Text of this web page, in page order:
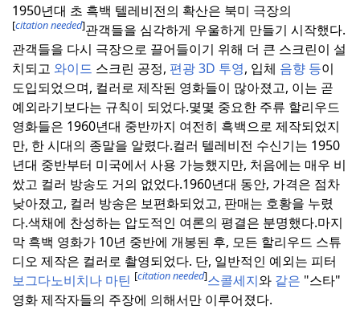
1950년대 초 흑백 텔레비전의 확산은 북미 극장의
[citation needed]관객들을 심각하게 우울하게 만들기 시작했다.
관객들을 다시 극장으로 끌어들이기 위해 더 큰 스크린이 설
치되고 와이드 스크린 공정, 편광 3D 투영, 입체 음향 등이
도입되었으며, 컬러로 제작된 영화들이 많아졌고, 이는 곧
예외라기보다는 규칙이 되었다.몇몇 중요한 주류 할리우드
영화들은 1960년대 중반까지 여전히 흑백으로 제작되었지
만, 한 시대의 종말을 알렸다.컬러 텔레비전 수신기는 1950
년대 중반부터 미국에서 사용 가능했지만, 처음에는 매우 비
쌌고 컬러 방송도 거의 없었다.1960년대 동안, 가격은 점차
낮아졌고, 컬러 방송은 보편화되었고, 판매는 호황을 누렸
다.색채에 찬성하는 압도적인 여론의 평결은 분명했다.마지
막 흑백 영화가 10년 중반에 개봉된 후, 모든 할리우드 스튜
디오 제작은 컬러로 촬영되었다. 단, 일반적인 예외는 피터
보그다노비치나 마틴 [citation needed]스콜세지와 같은 "스타"
영화 제작자들의 주장에 의해서만 이루어졌다.